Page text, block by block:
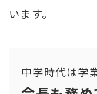
います。
中学時代は学